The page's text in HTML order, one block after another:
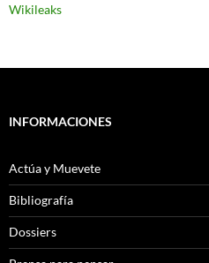
Wikileaks
INFORMACIONES
Actúa y Muevete
Bibliografía
Dossiers